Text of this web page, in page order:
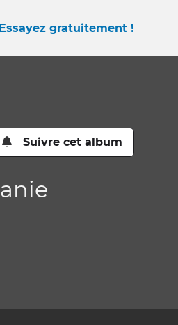
Essayez gratuitement !
Suivre cet album